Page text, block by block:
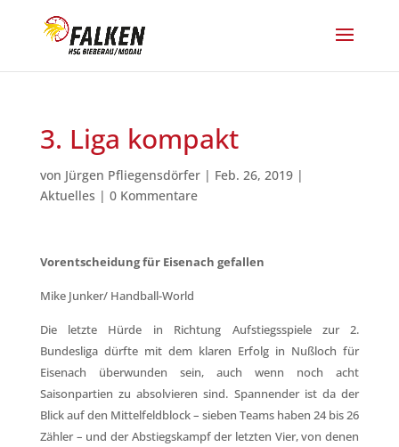
3. Liga kompakt
von Jürgen Pfliegensdörfer| Feb. 26, 2019|
Aktuelles | 0 Kommentare
Vorentscheidung für Eisenach gefallen
Mike Junker/ Handball-World
Die letzte Hürde in Richtung Aufstiegsspiele zur 2.
Bundesliga dürfte mit dem klaren Erfolg in Nußloch für
Eisenach überwunden sein, auch wenn noch acht
Saisonpartien zu absolvieren sind. Spannender ist da der
Blick auf den Mittelfeldblock – sieben Teams haben 24 bis 26
Zähler – und der Abstiegskampf der letzten Vier, von denen